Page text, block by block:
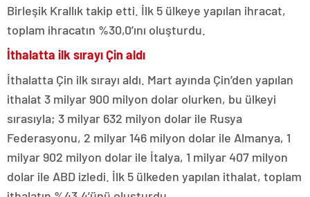
Birleşik Krallık takip etti. İlk 5 ülkeye yapılan ihracat,
toplam ihracatın %30,0’ını oluşturdu.
İthalatta ilk sırayı Çin aldı
İthalatta Çin ilk sırayı aldı. Mart ayında Çin’den yapılan
ithalat 3 milyar 900 milyon dolar olurken, bu ülkeyi
sırasıyla; 3 milyar 632 milyon dolar ile Rusya
Federasyonu, 2 milyar 146 milyon dolar ile Almanya, 1
milyar 902 milyon dolar ile İtalya, 1 milyar 407 milyon
dolar ile ABD izledi. İlk 5 ülkeden yapılan ithalat, toplam